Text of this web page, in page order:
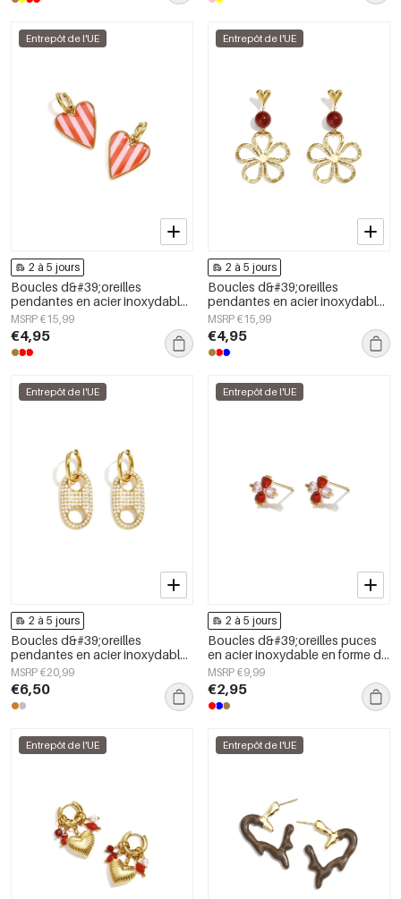
Entrepôt de l'UE
2 à 5 jours
Boucles d&#39;oreilles
pendantes en acier inoxydable
en forme de cœur, collection
Daily Simple, bijoux pour
femmes
MSRP €15,99
€4,95
Entrepôt de l'UE
2 à 5 jours
Boucles d&#39;oreilles
pendantes en acier inoxydable,
motif fleur, collection Daily
Simple, bijoux pour femmes
MSRP €15,99
€4,95
Entrepôt de l'UE
2 à 5 jours
Boucles d&#39;oreilles
pendantes en acier inoxydable,
forme géométrique, collection
simple pour le quotidien, bijoux
pour femmes
MSRP €20,99
€6,50
Entrepôt de l'UE
2 à 5 jours
Boucles d&#39;oreilles puces
en acier inoxydable en forme de
cœur, collection Daily Simple,
bijoux pour femmes
MSRP €9,99
€2,95
Entrepôt de l'UE Entrepôt de l'UE